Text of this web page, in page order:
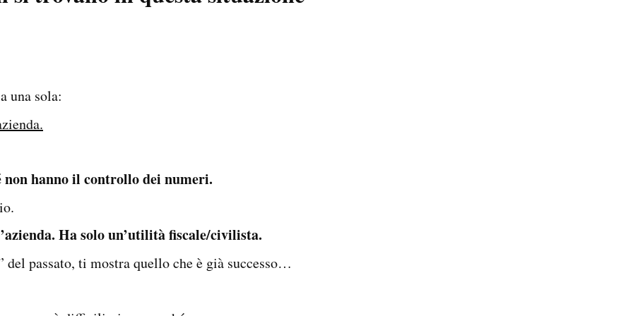
una sola:
non hanno il controllo dei numeri.
Ha solo un’utilità fiscale/civilista.
passato, ti mostra quello che è già successo…